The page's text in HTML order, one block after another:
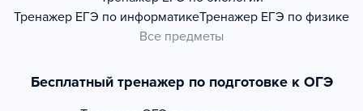
Тренажер ЕГЭ по информатикеТренажер ЕГЭ по физике
Все предметы
Бесплатный тренажер по подготовке к ОГЭ